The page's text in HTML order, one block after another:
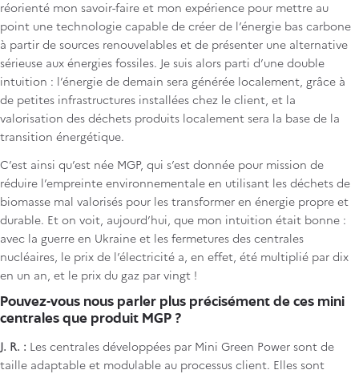
réorienté mon savoir-faire et mon expérience pour mettre au
point une technologie capable de créer de l’énergie bas carbone
à partir de sources renouvelables et de présenter une alternative
sérieuse aux énergies fossiles. Je suis alors parti d’une double
intuition : l’énergie de demain sera générée localement, grâce à
de petites infrastructures installées chez le client, et la
valorisation des déchets produits localement sera la base de la
transition énergétique.
C’est ainsi qu’est née MGP, qui s’est donnée pour mission de
réduire l’empreinte environnementale en utilisant les déchets de
biomasse mal valorisés pour les transformer en énergie propre et
durable. Et on voit, aujourd’hui, que mon intuition était bonne :
avec la guerre en Ukraine et les fermetures des centrales
nucléaires, le prix de l’électricité a, en effet, été multiplié par dix
en un an, et le prix du gaz par vingt !
Pouvez-vous nous parler plus précisément de ces mini
centrales que produit MGP ?
J. R. : Les centrales développées par Mini Green Power sont de
taille adaptable et modulable au processus client. Elles sont